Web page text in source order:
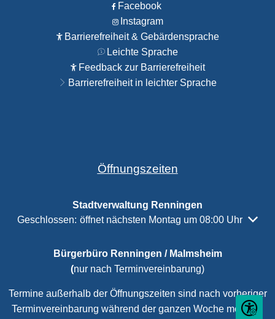
Facebook
Instagram
Barrierefreiheit & Gebärdensprache
Leichte Sprache
Feedback zur Barrierefreiheit
Barrierefreiheit in leichter Sprache
Öffnungszeiten
Stadtverwaltung Renningen
Klicken, um weitere Öffnungs- oder Schließzeiten
Geschlossen: öffnet nächsten Montag um 08:00 Uhr
Bürgerbüro Renningen / Malmsheim
(nur nach Terminvereinbarung)
Termine außerhalb der Öffnungszeiten sind nach vorheriger
Terminvereinbarung während der ganzen Woche möglich.
Seite